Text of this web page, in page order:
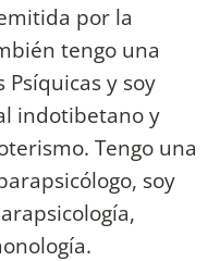
por la
tengo una
y soy
indotibetano y
Tengo una
soy